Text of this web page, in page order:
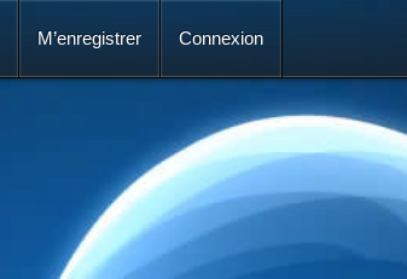
M’enregistrer Connexion